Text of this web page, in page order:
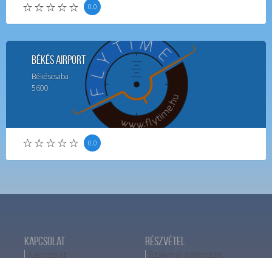
0.0
Békés Airport
Békéscsaba
5600
0.0
Kapcsolat
Kapcsolat
Részvétel
Szakmai adatbázis